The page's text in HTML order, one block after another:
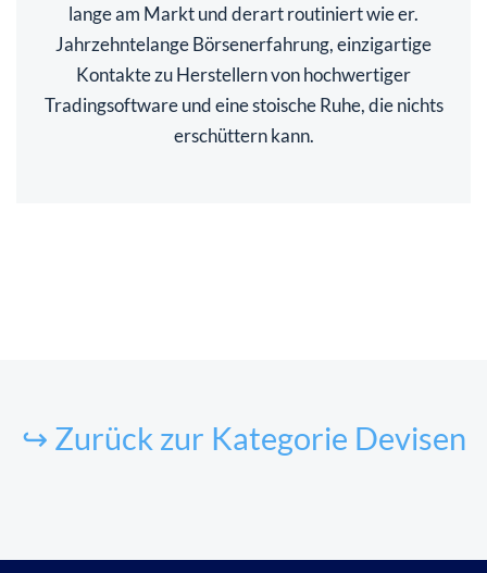
lange am Markt und derart routiniert wie er.
Jahrzehntelange Börsenerfahrung, einzigartige
Kontakte zu Herstellern von hochwertiger
Tradingsoftware und eine stoische Ruhe, die nichts
erschüttern kann.
↪ Zurück zur Kategorie Devisen